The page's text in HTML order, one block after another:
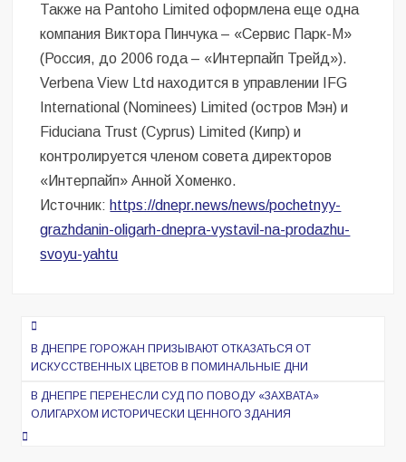
Также на Pantoho Limited оформлена еще одна
компания Виктора Пинчука – «Сервис Парк-М»
(Россия, до 2006 года – «Интерпайп Трейд»).
Verbena View Ltd находится в управлении IFG
International (Nominees) Limited (остров Мэн) и
Fiduciana Trust (Cyprus) Limited (Кипр) и
контролируется членом совета директоров
«Интерпайп» Анной Хоменко.
Источник: https://dnepr.news/news/pochetnyy-
grazhdanin-oligarh-dnepra-vystavil-na-prodazhu-
svoyu-yahtu
Навигация
по
записям
В ДНЕПРЕ ГОРОЖАН ПРИЗЫВАЮТ ОТКАЗАТЬСЯ ОТ
ИСКУССТВЕННЫХ ЦВЕТОВ В ПОМИНАЛЬНЫЕ ДНИ
В ДНЕПРЕ ПЕРЕНЕСЛИ СУД ПО ПОВОДУ «ЗАХВАТА»
ОЛИГАРХОМ ИСТОРИЧЕСКИ ЦЕННОГО ЗДАНИЯ